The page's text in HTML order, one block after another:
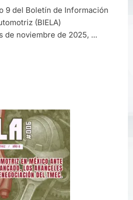
9 del Boletín de Información
(BIELA)
de noviembre de 2025, ...